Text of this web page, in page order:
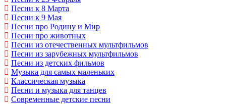
Песни к 8 Марта
Песни к 9 Мая
Песни про Родину и Мир
Песни про животных
Песни из отечественных мультфильмов
Песни из зарубежных мультфильмов
Песни из детских фильмов
Музыка для самых маленьких
Классическая музыка
Песни и музыка для танцев
Современные детские песни